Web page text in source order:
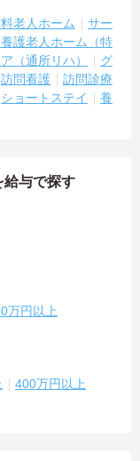
老人ホーム
サー
護老人ホーム（特
（通所リハ）
グ
訪問看護
訪問診療
ショートステイ
養
給与で探す
万円以上
400万円以上